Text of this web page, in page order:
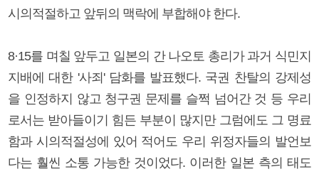
시의적절하고 앞뒤의 맥락에 부합해야 한다.
8·15를 며칠 앞두고 일본의 간 나오토 총리가 과거 식민지
지배에 대한 '사죄' 담화를 발표했다. 국권 찬탈의 강제성
을 인정하지 않고 청구권 문제를 슬쩍 넘어간 것 등 우리
로서는 받아들이기 힘든 부분이 많지만 그럼에도 그 명료
함과 시의적절성에 있어 적어도 우리 위정자들의 발언보
다는 훨씬 소통 가능한 것이었다. 이러한 일본 측의 태도